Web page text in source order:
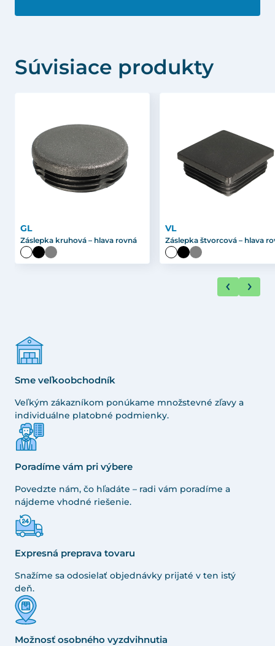
Súvisiace produkty
GL
Záslepka kruhová – hlava rovná
VL
Záslepka štvorcová – hlava
Sme veľkoobchodník
Veľkým zákazníkom ponúkame množstevné zľavy a
individuálne platobné podmienky.
Poradíme vám pri výbere
Povedzte nám, čo hľadáte – radi vám poradíme a
nájdeme vhodné riešenie.
Expresná preprava tovaru
Snažíme sa odosielať objednávky prijaté v ten istý
deň.
Možnosť osobného vyzdvihnutia